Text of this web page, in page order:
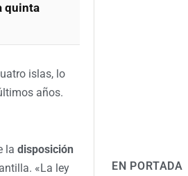
quinta
islas, lo
años.
la disposición
«La ley
EN PORTADA